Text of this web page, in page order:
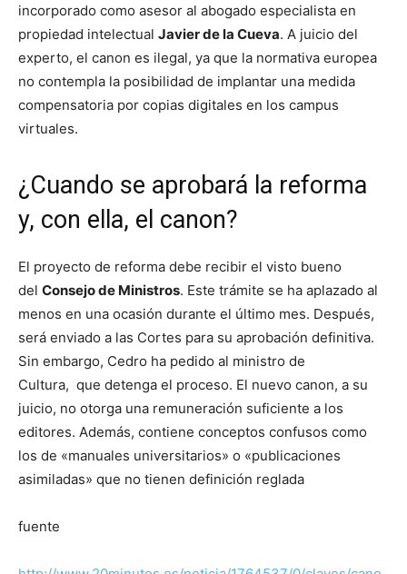
incorporado como asesor al abogado especialista en
propiedad intelectual Javier de la Cueva. A juicio del
experto, el canon es ilegal, ya que la normativa europea
no contempla la posibilidad de implantar una medida
compensatoria por copias digitales en los campus
virtuales.
¿Cuando se aprobará la reforma
y, con ella, el canon?
El proyecto de reforma debe recibir el visto bueno
del Consejo de Ministros. Este trámite se ha aplazado al
menos en una ocasión durante el último mes. Después,
será enviado a las Cortes para su aprobación definitiva.
Sin embargo, Cedro ha pedido al ministro de
Cultura, que detenga el proceso. El nuevo canon, a su
juicio, no otorga una remuneración suficiente a los
editores. Además, contiene conceptos confusos como
los de «manuales universitarios» o «publicaciones
asimiladas» que no tienen definición reglada
fuente